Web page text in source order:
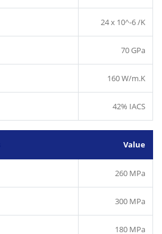
24 x 10^-6 /K
70 GPa
160 W/m.K
42% IACS
Value
260 MPa
300 MPa
180 MPa